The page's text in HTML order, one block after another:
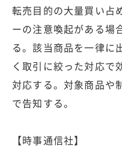
転売目的の大量買い占
ーの注意喚起がある場
る。該当商品を一律に
く取引に絞った対応で
対応する。対象商品や
で告知する。
【時事通信社】